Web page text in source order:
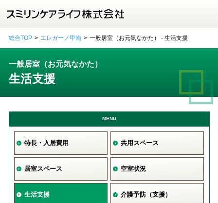
総合TOP エレガーノ甲南 一般居室（お元気なかた） - 生活支援
一般居室（お元気なかた）
生活支援
MENU
特長・入居費用 共用スペース
居室スペース 空室状況
生活支援 介護予防（支援）